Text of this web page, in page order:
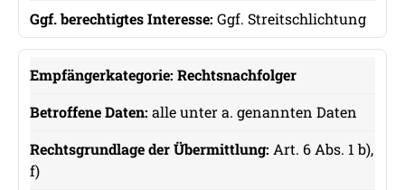
Ggf. Streitschlichtung
Rechtsnachfolger
alle unter a. genannten Daten
Art. 6 Abs. 1 b),
f)